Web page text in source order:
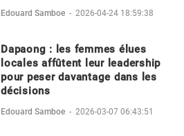
Edouard Samboe - 2026-04-24 18:59:38
Dapaong : les femmes élues
locales affûtent leur leadership
pour peser davantage dans les
décisions
Edouard Samboe - 2026-03-07 06:43:51